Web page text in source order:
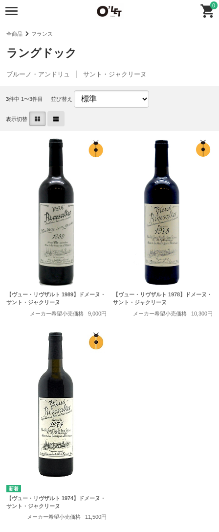
0
全商品 フランス
ラングドック
ブルーノ・アンドリュ サント・ジャクリーヌ
3件中 1〜3件目 並び替え
表示切替
【ヴュー・リヴザルト 1989】ドメーヌ・
サント・ジャクリーヌ
メーカー希望小売価格
9,000円
【ヴュー・リヴザルト 1978】ドメーヌ・
サント・ジャクリーヌ
メーカー希望小売価格
10,300円
【ヴュー・リヴザルト 1974】ドメーヌ・
サント・ジャクリーヌ
メーカー希望小売価格
11,500円